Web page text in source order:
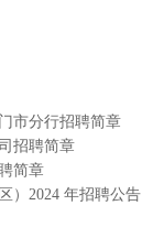
市分行招聘简章
招聘简章
简章
）2024 年招聘公告